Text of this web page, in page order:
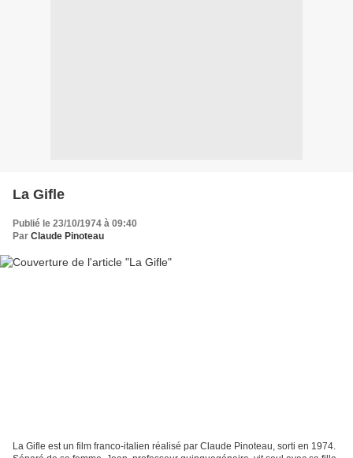
La Gifle
Publié le 23/10/1974 à 09:40
Par Claude Pinoteau
La Gifle est un film franco-italien réalisé par Claude Pinoteau, sorti en 1974.